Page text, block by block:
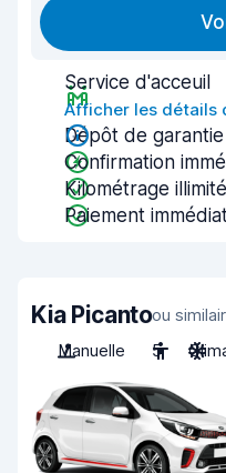
Service d'acceuil
Afficher les détails
Dépôt de
Confirmation
Kilométrage illimité
Paiement
Kia Picantoou
Manuelle
5